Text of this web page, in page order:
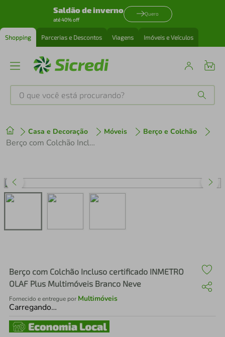
Saldão de inverno
até 40% off
Quero
Shopping Parcerias e Descontos Viagens Imóveis e Veículos
O que você está procurando?
Casa e Decoração Móveis Berço e Colchão
Berço com Colchão Incluso certificado INMETRO OLAF Plus Multimóveis Branco Neve
Berço com Colchão Incluso certificado INMETRO
OLAF Plus Multimóveis Branco Neve
Fornecido e entregue por Multimóveis
Carregando…
1 º tenis
perfume